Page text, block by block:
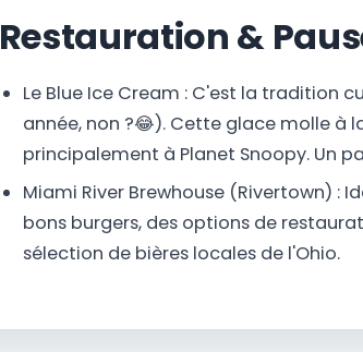
Restauration &
Le Blue Ice Cream : C'est la tradition
année, non ?😂). Cette glace molle à
principalement à Planet Snoopy. Un
Miami River Brewhouse (Rivertown) :
bons burgers, des options de
sélection de bières locales de l'Ohio.